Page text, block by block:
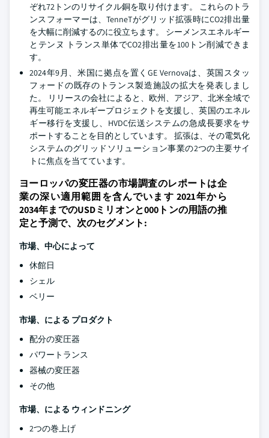
ぞれ72トンのリサイクル銅を取り付けます。 これらのトラ
ンスフォーマーは、TenneTがグリッド拡張時にCO2排出量
を大幅に削減するのに役立ちます。 シーメンスエネルギー
とテンヌ トランス単体でCO2排出量を100トン削減できま
す。
2024年9月、米国に拠点を置くGE Vernovaは、英国スタッ
フォードの既存のトランス製造施設の拡大を発表しまし
た。 リリースの会社によると、欧州、アジア、北米全域で
再生可能エネルギープロジェクトを支援し、英国のエネル
ギー移行を支援し、HVDC伝送システムの急成長要求をサ
ポートすることを目的としています。 拡張は、その電気化
システムのグリッドソリューション事業の2つの主要サイ
トに焦点を当てています。
ヨーロッパの変圧器の市場調査のレポートは企
業の深い適用範囲を含んでいます 2021年から
2034年までのUSDミリオンと000トンの用語の推
定と予測で、次のセグメント:
市場、中心によって
休館日
シェル
ベリー
市場、による プロダクト
配分の変圧器
パワートランス
器械の変圧器
その他
市場、による ウィンドニング
2つの巻上げ